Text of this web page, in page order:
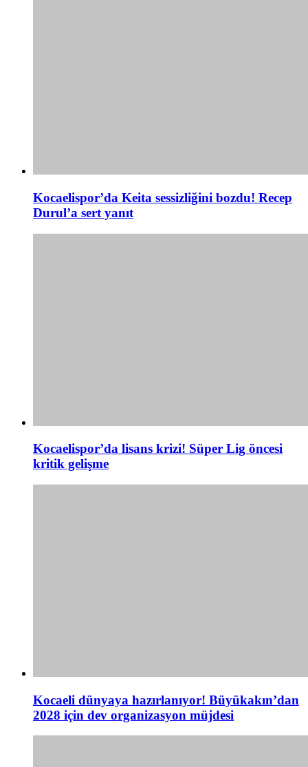
Kocaelispor’da Keita sessizliğini bozdu! Recep
Durul’a sert yanıt
Kocaelispor’da lisans krizi! Süper Lig öncesi
kritik gelişme
Kocaeli dünyaya hazırlanıyor! Büyükakın’dan
2028 için dev organizasyon müjdesi